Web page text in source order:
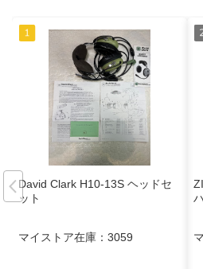
David Clark H10-13S ヘッドセ
ット
マイストア在庫： 3059